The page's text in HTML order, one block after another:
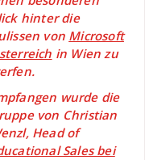
hinter die
von Microsoft
in Wien zu
wurde die
von Christian
Head of
Sales bei